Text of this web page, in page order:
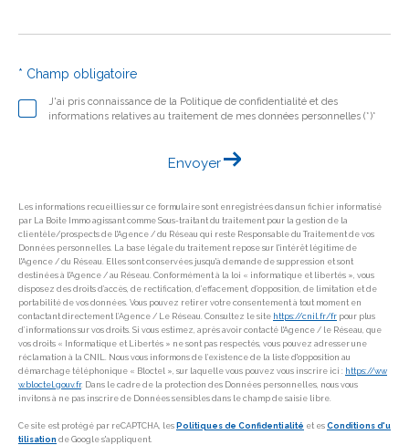
J'ai pris connaissance de la Politique de confidentialité et des
informations relatives au traitement de mes données personnelles (*)*
* Champ obligatoire
Envoyer
Les informations recueillies sur ce formulaire sont enregistrées dans un fichier informatisé
par La Boite Immo agissant comme Sous-traitant du traitement pour la gestion de la
clientèle/prospects de l'Agence / du Réseau qui reste Responsable du Traitement de vos
Données personnelles. La base légale du traitement repose sur l'intérêt légitime de
l'Agence / du Réseau. Elles sont conservées jusqu'à demande de suppression et sont
destinées à l'Agence / au Réseau. Conformément à la loi « informatique et libertés », vous
disposez des droits d’accès, de rectification, d’effacement, d’opposition, de limitation et de
portabilité de vos données. Vous pouvez retirer votre consentement à tout moment en
contactant directement l’Agence / Le Réseau. Consultez le site https://cnil.fr/fr pour plus
d’informations sur vos droits. Si vous estimez, après avoir contacté l'Agence / le Réseau, que
vos droits « Informatique et Libertés » ne sont pas respectés, vous pouvez adresser une
réclamation à la CNIL. Nous vous informons de l’existence de la liste d'opposition au
démarchage téléphonique « Bloctel », sur laquelle vous pouvez vous inscrire ici : https://ww
w.bloctel.gouv.fr. Dans le cadre de la protection des Données personnelles, nous vous
invitons à ne pas inscrire de Données sensibles dans le champ de saisie libre.
Ce site est protégé par reCAPTCHA, les Politiques de Confidentialité et es Conditions d'u
tilisation de Google s'appliquent.